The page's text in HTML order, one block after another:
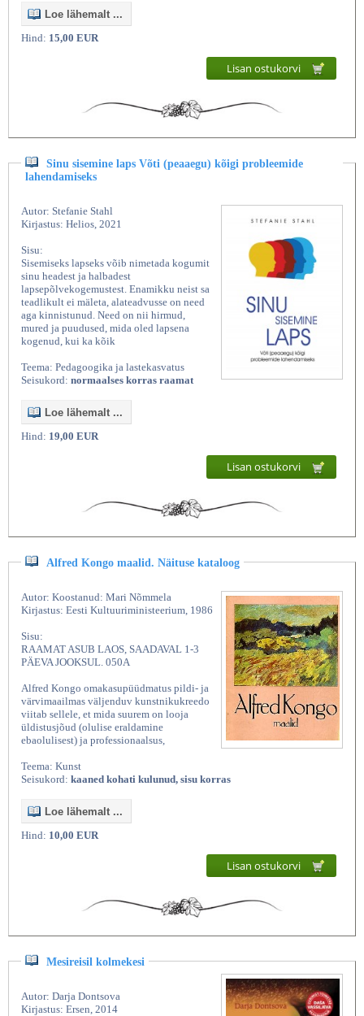
Loe lähemalt ...
Hind: 15,00 EUR
Lisan ostukorvi
Sinu sisemine laps Võti (peaaegu) kõigi probleemide
lahendamiseks
Autor: Stefanie Stahl
Kirjastus: Helios, 2021
Sisu:
Sisemiseks lapseks võib nimetada kogumit
sinu headest ja halbadest
lapsepõlvekogemustest. Enamikku neist sa
teadlikult ei mäleta, alateadvusse on need
aga kinnistunud. Need on nii hirmud,
mured ja puudused, mida oled lapsena
kogenud, kui ka kõik
Teema: Pedagoogika ja lastekasvatus
Seisukord: normaalses korras raamat
Loe lähemalt ...
Hind: 19,00 EUR
Lisan ostukorvi
Alfred Kongo maalid. Näituse kataloog
Autor: Koostanud: Mari Nõmmela
Kirjastus: Eesti Kultuuriministeerium, 1986
Sisu:
RAAMAT ASUB LAOS, SAADAVAL 1-3
PÄEVA JOOKSUL. 050A
Alfred Kongo omakasupüüdmatus pildi- ja
värvimaailmas väljenduv kunstnikukreedo
viitab sellele, et mida suurem on looja
üldistusjõud (olulise eraldamine
ebaolulisest) ja professionaalsus,
Teema: Kunst
Seisukord: kaaned kohati kulunud, sisu korras
Loe lähemalt ...
Hind: 10,00 EUR
Lisan ostukorvi
Mesireisil kolmekesi
Autor: Darja Dontsova
Kirjastus: Ersen, 2014